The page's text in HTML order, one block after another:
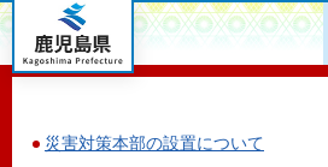
鹿児島県
災害対策本部の設置について